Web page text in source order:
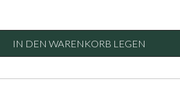
IN DEN WARENKORB LEGEN